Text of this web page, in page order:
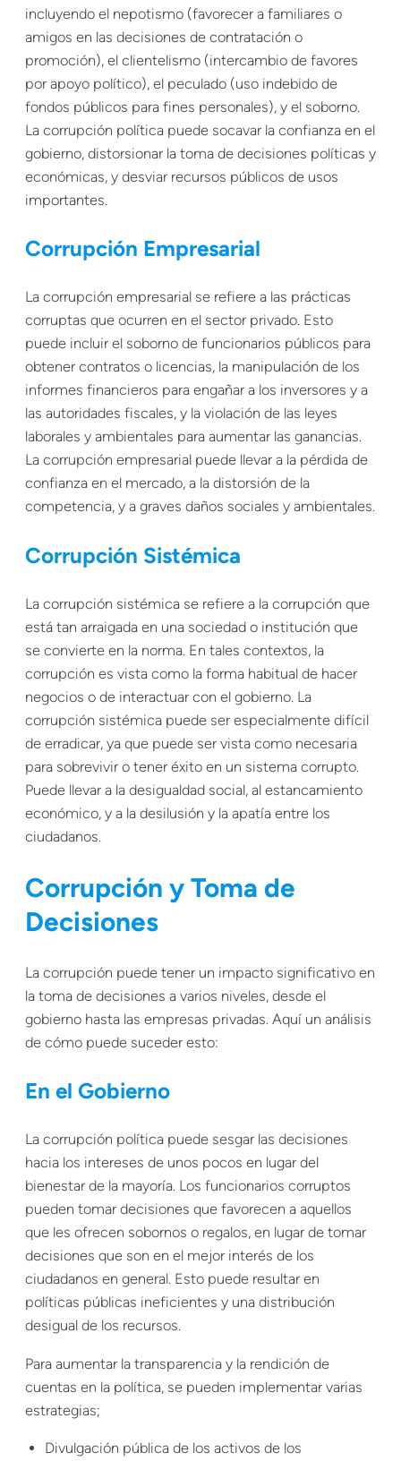
incluyendo el nepotismo (favorecer a familiares o
amigos en las decisiones de contratación o
promoción), el clientelismo (intercambio de favores
por apoyo político), el peculado (uso indebido de
fondos públicos para fines personales), y el soborno.
La corrupción política puede socavar la confianza en el
gobierno, distorsionar la toma de decisiones políticas y
económicas, y desviar recursos públicos de usos
importantes.
Corrupción Empresarial
La corrupción empresarial se refiere a las prácticas
corruptas que ocurren en el sector privado. Esto
puede incluir el soborno de funcionarios públicos para
obtener contratos o licencias, la manipulación de los
informes financieros para engañar a los inversores y a
las autoridades fiscales, y la violación de las leyes
laborales y ambientales para aumentar las ganancias.
La corrupción empresarial puede llevar a la pérdida de
confianza en el mercado, a la distorsión de la
competencia, y a graves daños sociales y ambientales.
Corrupción Sistémica
La corrupción sistémica se refiere a la corrupción que
está tan arraigada en una sociedad o institución que
se convierte en la norma. En tales contextos, la
corrupción es vista como la forma habitual de hacer
negocios o de interactuar con el gobierno. La
corrupción sistémica puede ser especialmente difícil
de erradicar, ya que puede ser vista como necesaria
para sobrevivir o tener éxito en un sistema corrupto.
Puede llevar a la desigualdad social, al estancamiento
económico, y a la desilusión y la apatía entre los
ciudadanos.
Corrupción y Toma de
Decisiones
La corrupción puede tener un impacto significativo en
la toma de decisiones a varios niveles, desde el
gobierno hasta las empresas privadas. Aquí un análisis
de cómo puede suceder esto:
En el Gobierno
La corrupción política puede sesgar las decisiones
hacia los intereses de unos pocos en lugar del
bienestar de la mayoría. Los funcionarios corruptos
pueden tomar decisiones que favorecen a aquellos
que les ofrecen sobornos o regalos, en lugar de tomar
decisiones que son en el mejor interés de los
ciudadanos en general. Esto puede resultar en
políticas públicas ineficientes y una distribución
desigual de los recursos.
Para aumentar la transparencia y la rendición de
cuentas en la política, se pueden implementar varias
estrategias;
Divulgación pública de los activos de los